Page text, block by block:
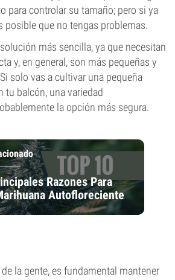
para controlar su tamaño; pero si ya
posible que no tengas problemas.
más sencilla, ya que necesitan
y, en general, son más pequeñas y
solo vas a cultivar una pequeña
tu balcón, una variedad
la opción más segura.
Razones Para
Autofloreciente
la gente, es fundamental mantener